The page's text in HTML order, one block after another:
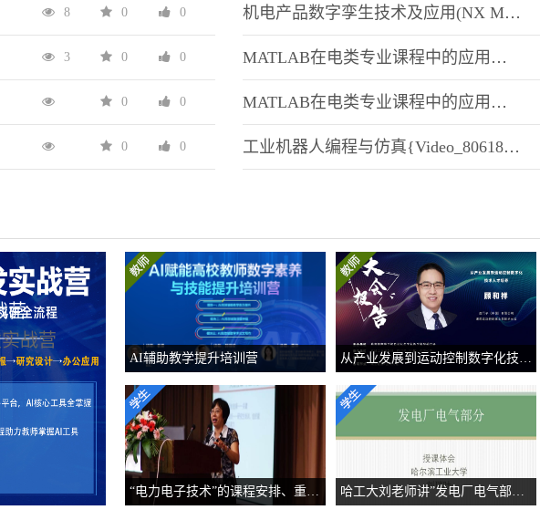
8 0 0 机电产品数字孪生技术及应用(NX MCD){74063机电产品数字孪生技术及应用(NX MCD)-教案}
3 0 0 MATLAB在电类专业课程中的应用——教程及实训 第2版{ZY_80491《MATLAB在电类专业课程中的应用：教程及实训 第2版》_曹弋(源代码)路乙达}
0 0 MATLAB在电类专业课程中的应用——教程及实训 第2版{KJ_80491《MATLAB在电类专业课程中的应用：教程及实训 第2版》_曹弋(中文电子课件)路乙达}
0 0 工业机器人编程与仿真{Video_80618《工业机器人编程与仿真》_孙松丽(视频资源)徐鲁融}
营
战营
AI辅助教学提升培训营 从产业发展到运动控制数字化技术人才培养
“电力电子技术”的课程安排、重点难点、教学手段 哈工大刘老师讲”发电厂电气部分”授课体会